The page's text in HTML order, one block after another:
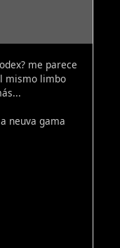
me parece
mismo limbo
neuva gama